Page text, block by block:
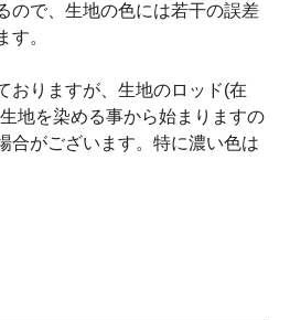
ので、生地の色には若干の誤差
す。
おりますが、生地のロッド(在
地を染める事から始まりますの
合がございます。特に濃い色は